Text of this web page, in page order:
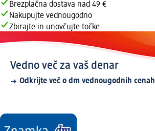
Brezplačna dostava nad 49 €
Nakupujte vednougodno
Zbirajte in unovčujte točke
Vedno več za vaš denar
Odkrijte več o dm vednougodnih cenah